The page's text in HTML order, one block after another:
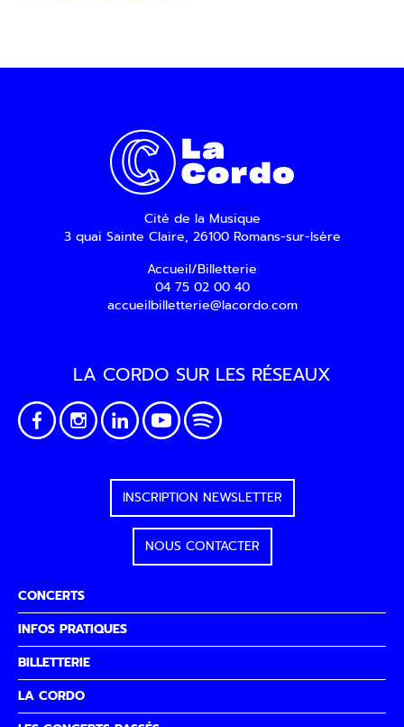
Cité de la Musique
3 quai Sainte Claire, 26100 Romans-sur-Isère
Accueil/Billetterie
04 75 02 00 40
accueilbilletterie@lacordo.com
CONCERTS
INFOS PRATIQUES
BILLETTERIE
LA CORDO
LA CORDO SUR LES RÉSEAUX
INSCRIPTION NEWSLETTER
NOUS CONTACTER
d’information par voie électronique. Vous
Politique de confidentialité
SOUMETTRE